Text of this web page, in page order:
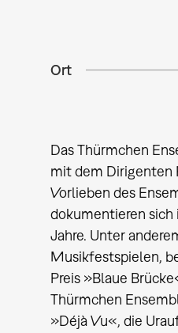
Ort
Das Thürmchen
mit dem Dirigenten
Vorlieben des
dokumentieren sich
Jahre. Unter
Musikfestspielen,
Preis »Blaue
Thürmchen
»Déjà Vu«, die